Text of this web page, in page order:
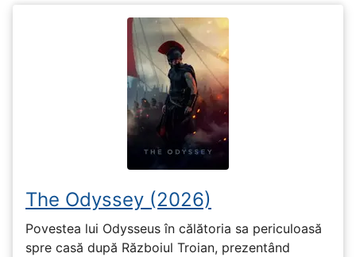
The Odyssey (2026)
Povestea lui Odysseus în călătoria sa periculoasă
spre casă după Războiul Troian, prezentând